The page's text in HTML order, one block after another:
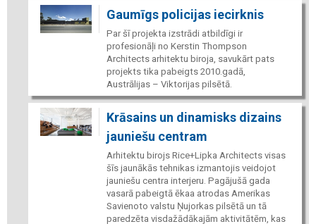
Gaumīgs policijas iecirknis
Par šī projekta izstrādi atbildīgi ir
profesionāļi no Kerstin Thompson
Architects arhitektu biroja, savukārt pats
projekts tika pabeigts 2010.gadā,
Austrālijas – Viktorijas pilsētā.
Krāsains un dinamisks dizains
jauniešu centram
Arhitektu birojs Rice+Lipka Architects visas
šīs jaunākās tehnikas izmantojis veidojot
jauniešu centra interjeru. Pagājušā gada
vasarā pabeigtā ēkaa atrodas Amerikas
Savienoto valstu Ņujorkas pilsētā un tā
paredzēta visdažādākajām aktivitātēm, kas